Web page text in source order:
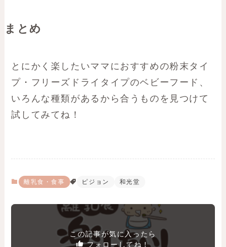
まとめ
とにかく楽したいママにおすすめの粉末タイ
プ・フリーズドライタイプのベビーフード、
いろんな種類があるから合うものを見つけて
試してみてね！
離乳食・食事 ピジョン 和光堂
この記事が気に入ったら
フォローしてね！